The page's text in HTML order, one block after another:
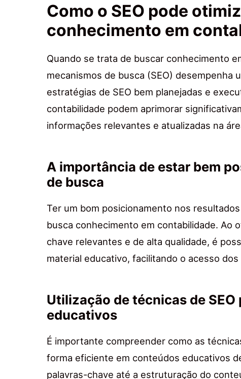
Como o SEO pode
conhecimento em
Quando se trata de buscar conhecimento
mecanismos de busca (SEO) desempenha
estratégias de SEO bem planejadas e
contabilidade podem aprimorar
informações relevantes e atualizadas na
A importância de estar bem
de busca
Ter um bom posicionamento nos
busca conhecimento em contabilidade. Ao
chave relevantes e de alta qualidade, é
material educativo, facilitando o acesso
Utilização de técnicas de
educativos
É importante compreender como as
forma eficiente em conteúdos educativos
palavras-chave até a estruturação do